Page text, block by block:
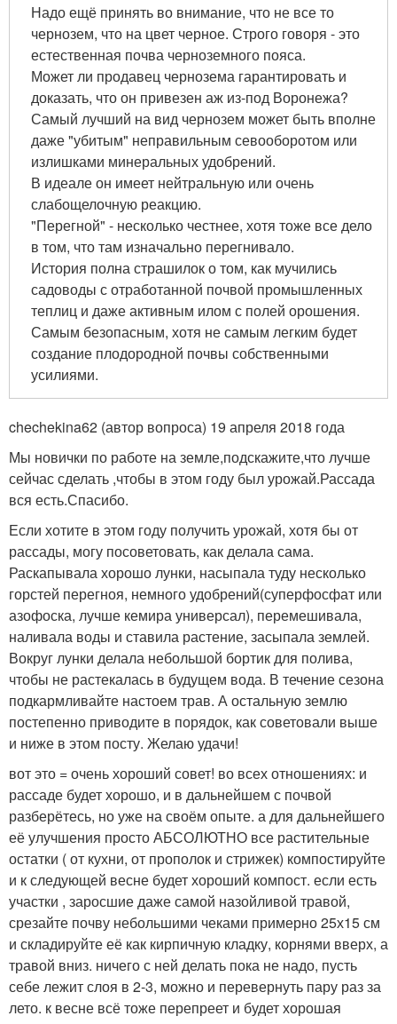
Надо ещё принять во внимание, что не все то
чернозем, что на цвет черное. Строго говоря - это
естественная почва черноземного пояса.
Может ли продавец чернозема гарантировать и
доказать, что он привезен аж из-под Воронежа?
Самый лучший на вид чернозем может быть вполне
даже "убитым" неправильным севооборотом или
излишками минеральных удобрений.
В идеале он имеет нейтральную или очень
слабощелочную реакцию.
"Перегной" - несколько честнее, хотя тоже все дело
в том, что там изначально перегнивало.
История полна страшилок о том, как мучились
садоводы с отработанной почвой промышленных
теплиц и даже активным илом с полей орошения.
Самым безопасным, хотя не самым легким будет
создание плодородной почвы собственными
усилиями.
chechekina62 (автор вопроса) 19 апреля 2018 года
Мы новички по работе на земле,подскажите,что лучше
сейчас сделать ,чтобы в этом году был урожай.Рассада
вся есть.Спасибо.
Если хотите в этом году получить урожай, хотя бы от
рассады, могу посоветовать, как делала сама.
Раскапывала хорошо лунки, насыпала туду несколько
горстей перегноя, немного удобрений(суперфосфат или
азофоска, лучше кемира универсал), перемешивала,
наливала воды и ставила растение, засыпала землей.
Вокруг лунки делала небольшой бортик для полива,
чтобы не растекалась в будущем вода. В течение сезона
подкармливайте настоем трав. А остальную землю
постепенно приводите в порядок, как советовали выше
и ниже в этом посту. Желаю удачи!
вот это = очень хороший совет! во всех отношениях: и
рассаде будет хорошо, и в дальнейшем с почвой
разберётесь, но уже на своём опыте. а для дальнейшего
её улучшения просто АБСОЛЮТНО все растительные
остатки ( от кухни, от прополок и стрижек) компостируйте
и к следующей весне будет хороший компост. если есть
участки , заросшие даже самой назойливой травой,
срезайте почву небольшими чеками примерно 25х15 см
и складируйте её как кирпичную кладку, корнями вверх, а
травой вниз. ничего с ней делать пока не надо, пусть
себе лежит слоя в 2-3, можно и перевернуть пару раз за
лето. к весне всё тоже перепреет и будет хорошая